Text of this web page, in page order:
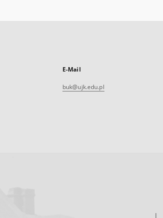
E-Mail
buk@ujk.edu.pl